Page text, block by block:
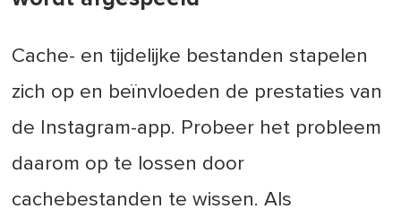
Cache- en tijdelijke bestanden stapelen
zich op en beïnvloeden de prestaties van
de Instagram-app. Probeer het probleem
daarom op te lossen door
cachebestanden te wissen. Als